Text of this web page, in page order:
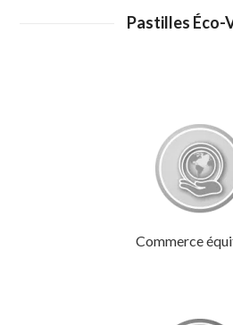
Pastilles Éco-
Commerce